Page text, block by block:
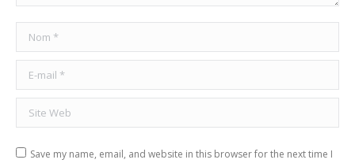
Nom *
E-mail *
Site Web
Save my name, email, and website in this browser for the next time I